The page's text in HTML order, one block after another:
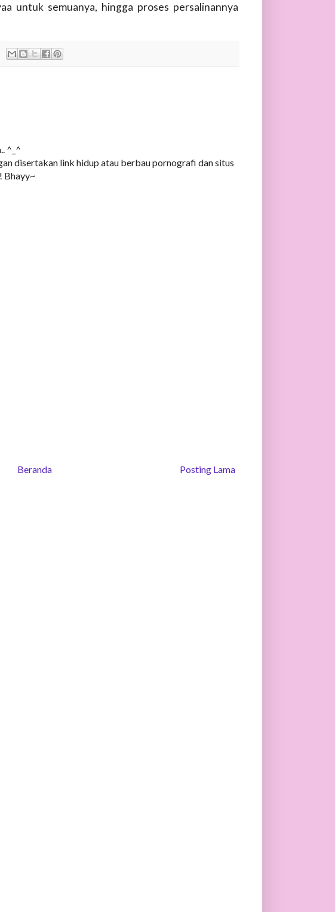
untuk semuanya, hingga proses persalinannya
^_^
disertakan link hidup atau berbau pornografi dan situs
Bhayy~
Posting Lama
Beranda